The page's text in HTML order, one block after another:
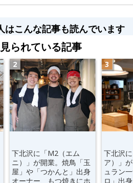
はこんな記事も読んでいます
られている記事
下北沢に「M2（エム
ニ）」が開業。焼鳥「玉
屋」や「つかんと」出身
オーナー、もつ焼きにホ
下北沢
ア）」
ュラン
ロ」出